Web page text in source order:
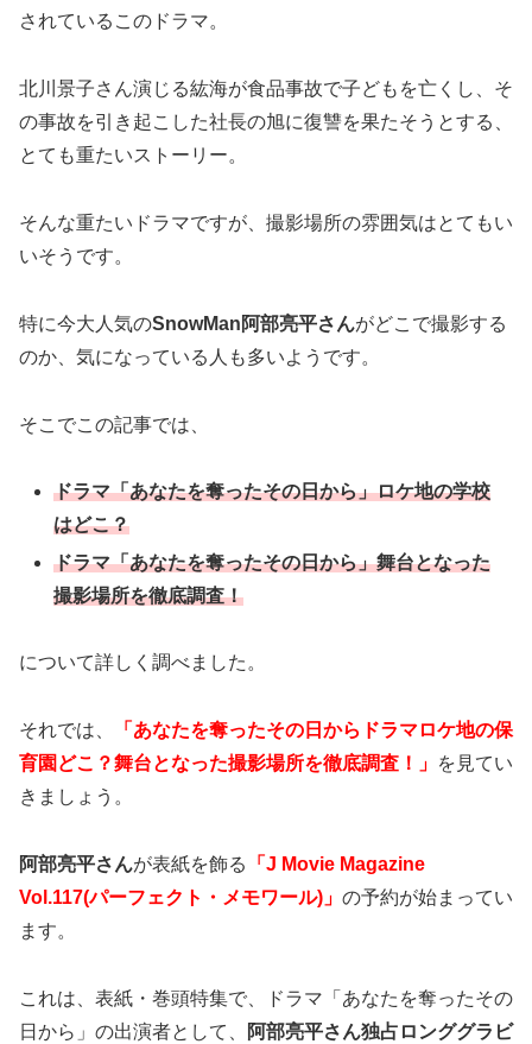
されているこのドラマ。
北川景子さん演じる紘海が食品事故で子どもを亡くし、そ
の事故を引き起こした社長の旭に復讐を果たそうとする、
とても重たいストーリー。
そんな重たいドラマですが、撮影場所の雰囲気はとてもい
いそうです。
特に今大人気のSnowMan阿部亮平さんがどこで撮影する
のか、気になっている人も多いようです。
そこでこの記事では、
ドラマ「あなたを奪ったその日から」ロケ地の学校
はどこ？
ドラマ「あなたを奪ったその日から」舞台となった
撮影場所を徹底調査！
について詳しく調べました。
それでは、
「あなたを奪ったその日からドラマロケ地の保
育園どこ？舞台となった撮影場所を徹底調査！」 を見てい
きましょう。
阿部亮平さんが表紙を飾る
「J Movie Magazine
Vol.117(パーフェクト・メモワール)」 の予約が始まってい
ます。
これは、表紙・巻頭特集で、ドラマ「あなたを奪ったその
日から」の出演者として、
阿部亮平さん独占ロンググラビ